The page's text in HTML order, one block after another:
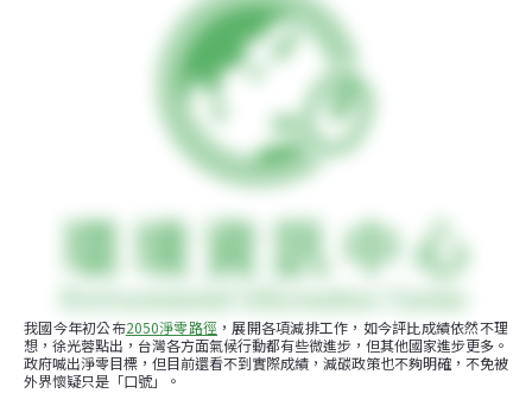
我國今年初公布2050淨零路徑 ，展開各項減排工作，如今評比成績依然不理
想，徐光蓉點出，台灣各方面氣候行動都有些微進步，但其他國家進步更多。
政府喊出淨零目標，但目前還看不到實際成績，減碳政策也不夠明確，不免被
外界懷疑只是「口號」。